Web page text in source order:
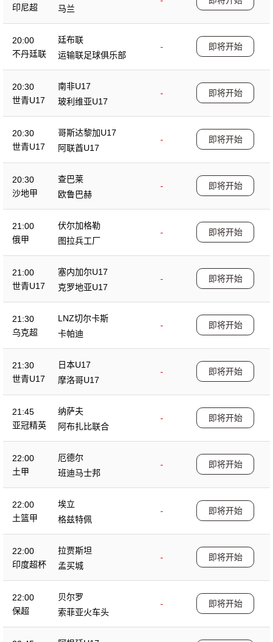
印尼超
马兰
20:00
不丹廷联
廷布联
-
运输联足球俱乐部
即将开始
20:30
世青U17
南非U17
-
玻利维亚U17
即将开始
20:30
世青U17
哥斯达黎加U17
-
阿联酋U17
即将开始
20:30
沙地甲
查巴莱
-
欧鲁巴赫
即将开始
21:00
俄甲
伏尔加格勒
-
图拉兵工厂
即将开始
21:00
世青U17
塞内加尔U17
-
克罗地亚U17
即将开始
21:30
乌克超
LNZ切尔卡斯
-
卡帕迪
即将开始
21:30
世青U17
日本U17
-
摩洛哥U17
即将开始
21:45
亚冠精英
纳萨夫
-
阿布扎比联合
即将开始
22:00
土甲
厄德尔
-
班迪马士邦
即将开始
22:00
土篮甲
埃立
-
格兹特佩
即将开始
22:00
印度超杯
拉贾斯坦
-
孟买城
即将开始
22:00
保超
贝尔罗
-
索菲亚火车头
即将开始